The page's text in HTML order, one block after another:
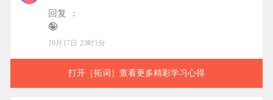
回复 ：
10月17日 23时1分
打开［拓词］查看更多精彩学习心得